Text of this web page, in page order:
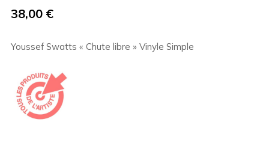
38,00 €
Youssef Swatts « Chute libre » Vinyle Simple